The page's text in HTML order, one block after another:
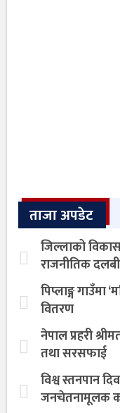
ताजा अपडेट
जिल्लाको
राजनीतिक
पिप्लाङ्ग गाउँमा
वितरण
नेपाल प्रहरी
तथा सरसफाई
विश्व स्तनपान
जनचेतनामूलक